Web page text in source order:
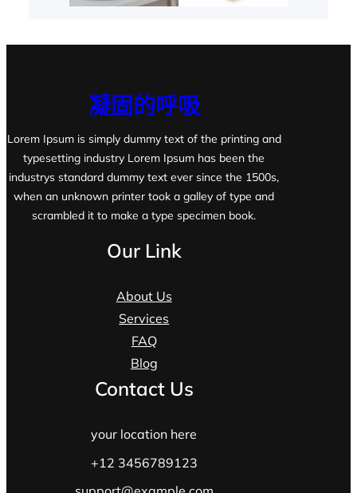
凝固的呼吸
Lorem Ipsum is simply dummy text of the printing and
typesetting industry Lorem Ipsum has been the
industrys standard dummy text ever since the 1500s,
when an unknown printer took a galley of type and
scrambled it to make a type specimen book.
Our Link
About Us
Services
FAQ
Blog
Contact Us
your location here
+12 3456789123